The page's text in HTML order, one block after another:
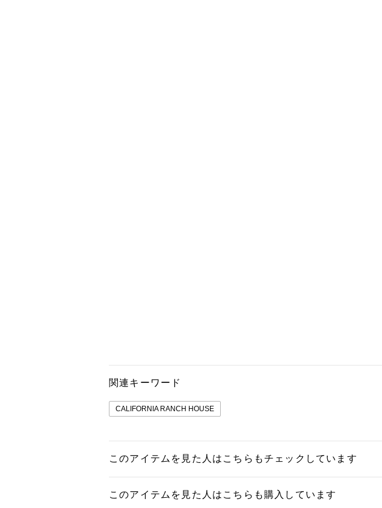
関連キーワード
CALIFORNIA RANCH HOUSE
このアイテムを見た人はこちらもチェックしています
このアイテムを見た人はこちらも購入しています